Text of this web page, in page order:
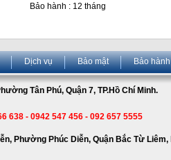
Bảo hành : 12 tháng
Dịch vụ Bảo mật Bảo hành
Tân Phú, Quận 7, TP.Hồ Chí Minh.
638 - 0942 547 456 - 092 657 5555
Phường Phúc Diễn, Quận Bắc Từ Liêm,